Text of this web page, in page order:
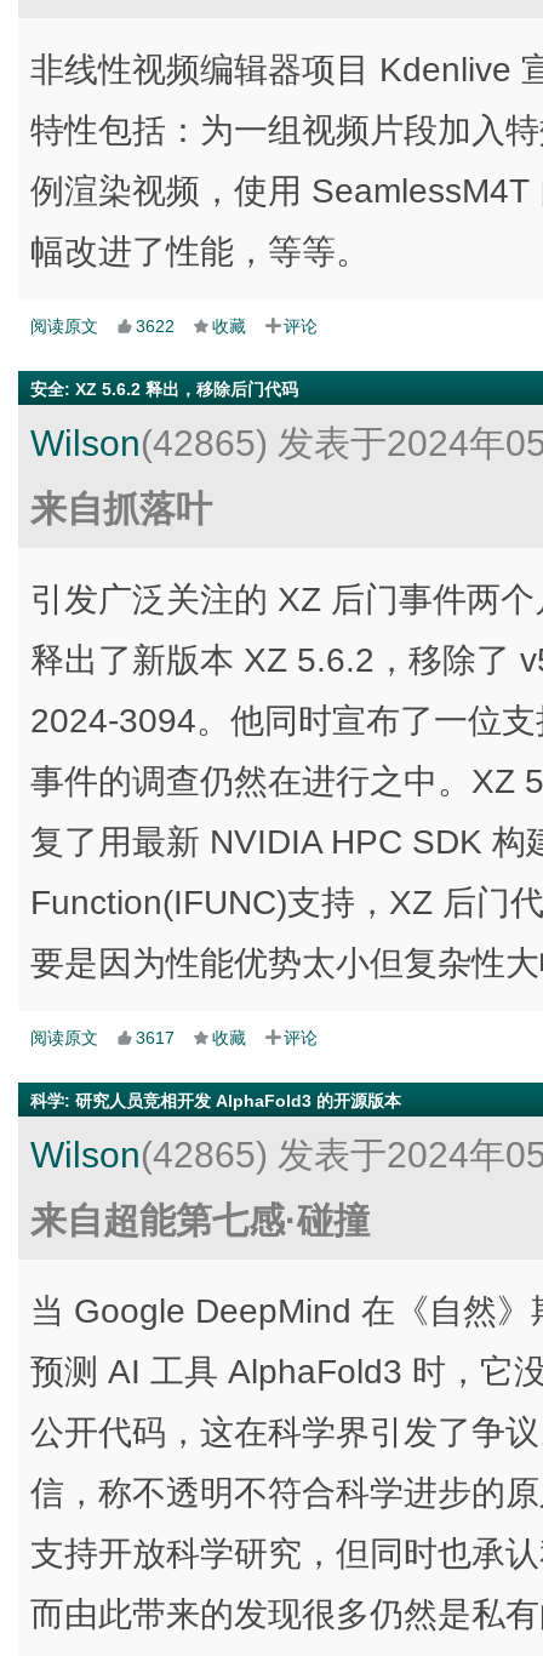
非线性视频编辑器项目 Kdenlive
特性包括：为一组视频片段加入
例渲染视频，使用
幅改进了性能，等等。
阅读原文 3622 收藏 评论
安全: XZ 5.6.2 释出，移除后门代码
Wilson(42865) 发表于2024年
来自抓落叶
引发广泛关注的 XZ 后门事件两
释出了新版本 XZ 5.6.2，移除了
2024-3094。他同时宣布了一位
事件的调查仍然在进行之中。XZ
复了用最新 NVIDIA HPC SDK
Function(IFUNC)支持，XZ 后门
要是因为性能优势太小但复杂性
阅读原文 3617 收藏 评论
科学: 研究人员竞相开发 AlphaFold3 的开源版本
Wilson(42865) 发表于2024年
来自超能第七感·碰撞
当 Google DeepMind 在《自然
预测 AI 工具 AlphaFold3 时，它
公开代码，这在科学界引发了争
信，称不透明不符合科学进步的
支持开放科学研究，但同时也承
而由此带来的发现很多仍然是私